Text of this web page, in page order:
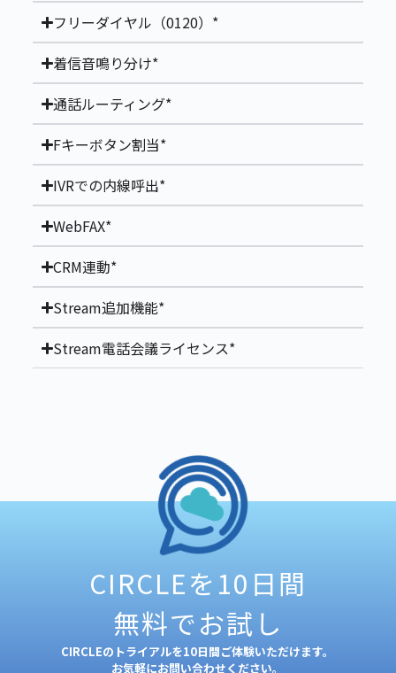
フリーダイヤル（0120）*
着信音鳴り分け*
通話ルーティング*
Fキーボタン割当*
IVRでの内線呼出*
WebFAX*
CRM連動*
Stream追加機能*
Stream電話会議ライセンス*
CIRCLEを10日間
無料でお試し
CIRCLEのトライアルを10日間ご体験いただけます。
お気軽にお問い合わせください。